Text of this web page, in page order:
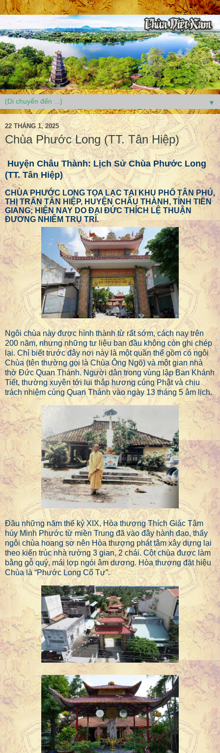
▼
22 THÁNG 1, 2025
Chùa Phước Long (TT. Tân Hiệp)
Huyện Châu Thành: Lịch Sử Chùa Phước Long
(TT. Tân Hiệp)
CHÙA PHƯỚC LONG TỌA LẠC TẠI KHU PHỐ TÂN PHÚ,
THỊ TRẤN TÂN HIỆP, HUYỆN CHÂU THÀNH, TỈNH TIỀN
GIANG; HIỆN NAY DO ĐẠI ĐỨC THÍCH LỆ THUẬN
ĐƯƠNG NHIÊM TRỤ TRÌ.
Ngôi chùa này được hình thành từ rất sớm, cách nay trên
200 năm, nhưng những tư liệu ban đầu không còn ghi chép
lại. Chỉ biết trước đây nơi này là một quần thể gồm có ngôi
Chùa (tên thường gọi là Chùa Ông Ngõ) và một gian nhà
thờ Đức Quan Thánh. Người dân trong vùng lập Ban Khánh
Tiết, thường xuyên tới lui thắp hương cúng Phật và chịu
trách nhiệm cúng Quan Thánh vào ngày 13 tháng 5 âm lịch.
Đầu những năm thế kỷ XIX, Hòa thượng Thích Giác Tâm
húy Minh Phước từ miền Trung đã vào đây hành đạo, thấy
ngôi chùa hoang sơ nên Hòa thượng phát tâm xây dựng lại
theo kiến trúc nhà rường 3 gian, 2 chái. Cột chùa được làm
bằng gỗ quý, mái lợp ngói âm dương. Hòa thượng đặt hiệu
Chùa là “Phước Long Cổ Tự”.